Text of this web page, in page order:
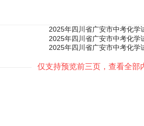
仅支持预览前三页，查看全部